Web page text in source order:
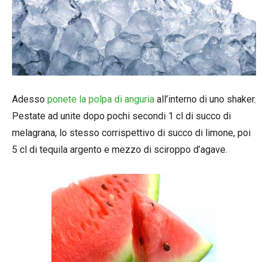
Adesso ponete la polpa di anguria all’interno di uno shaker.
Pestate ad unite dopo pochi secondi 1 cl di succo di
melagrana, lo stesso corrispettivo di succo di limone, poi
5 cl di tequila argento e mezzo di sciroppo d’agave.